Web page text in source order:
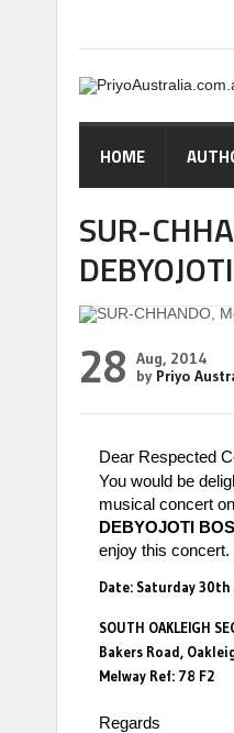
HOME
SUR-
28 Aug, 2014
by Priyo
Dear Respected
You would be
musical concert on
DEBYOJOTI
enjoy this
Date: Saturday 30th
SOUTH OAKLEIGH
Bakers Road,
Melway Ref: 78 F2
Regards